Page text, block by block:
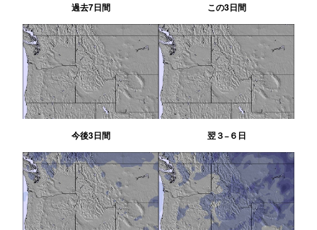
過去7日間 この3日間
今後3日間 翌３−６日